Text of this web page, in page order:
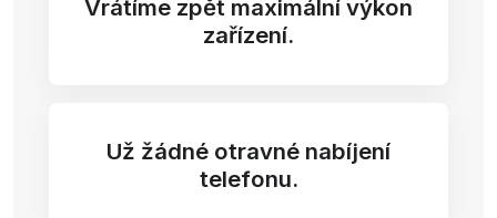
Vrátíme zpět maximální výkon
zařízení.
Už žádné otravné nabíjení
telefonu.